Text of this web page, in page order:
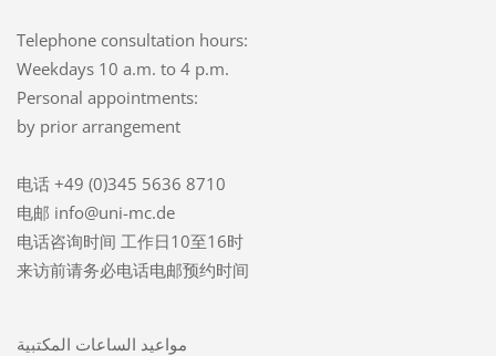
Telephone consultation hours:
Weekdays 10 a.m. to 4 p.m.
Personal appointments:
by prior arrangement
电话 +49 (0)345 5636 8710
电邮 info@uni-mc.de
电话咨询时间 工作日10至16时
来访前请务必电话电邮预约时间
مواعيد الساعات المكتبية